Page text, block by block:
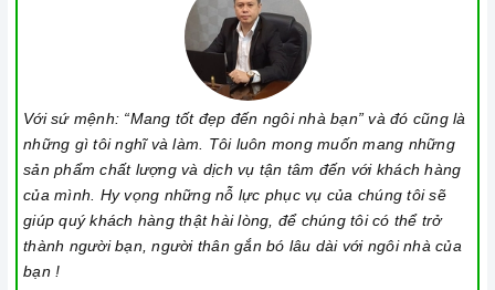
Không sử dụng dụng cụ nấu ăn mỏng hoặc chất lượng thấp,
vì sẽ tạo ra rất nhiều tiếng ồn trong khi nấu, đồng thời dễ ảnh
bếp từ.
Nên chọn nồi có đường kính đáy phù hợp với vùng nấu,
không nhỏ quá cũng không to quá vì dễ gây ra sự cố không
nhận nồi. Đường kính nồi thông thường khoảng từ 10-35cm.
Lưu ý trong quá trình nấu
Đảm bảo đọc hướng dẫn sử dụng kèm theo để biết điện áp
và dòng điện yêu cầu cũng như các thông số kỹ thuật khác.
Với sứ mệnh: “Mang tốt đẹp đến ngôi nhà bạn” và đó cũng là
những gì tôi nghĩ và làm. Tôi luôn mong muốn mang những
sản phẩm chất lượng và dịch vụ tận tâm đến với khách hàng
của mình. Hy vọng những nỗ lực phục vụ của chúng tôi sẽ
giúp quý khách hàng thật hài lòng, để chúng tôi có thể trở
thành người bạn, người thân gắn bó lâu dài với ngôi nhà của
bạn !